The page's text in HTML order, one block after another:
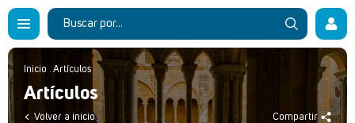
Inicio . Artículos
Artículos
Volver a inicio Compartir